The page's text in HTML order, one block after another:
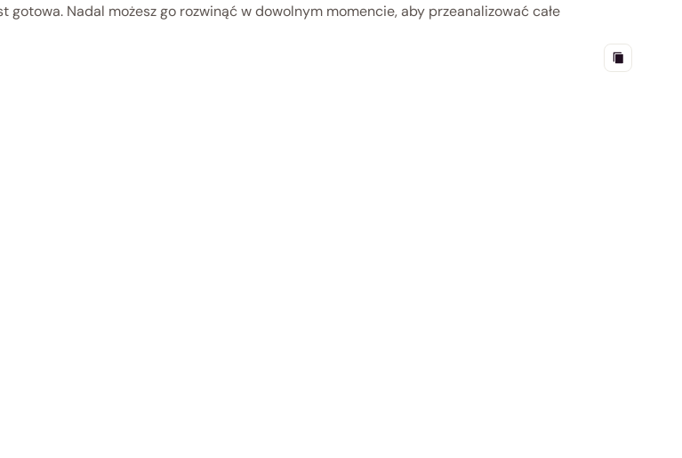
gotowa. Nadal możesz go rozwinąć w dowolnym momencie, aby przeanalizować całe